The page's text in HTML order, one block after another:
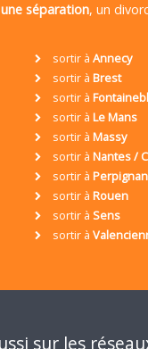
séparation, un
sortir à Annecy
sortir à Brest
sortir à
sortir à Le Mans
sortir à Massy
sortir à Nantes /
sortir à Perpignan
sortir à Rouen
sortir à Sens
sortir à
sur les